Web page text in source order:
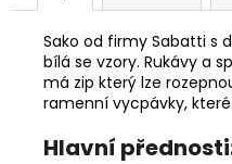
Sako od firmy Sabatti s
bílá se vzory. Rukávy a
má zip který lze
ramenní vycpávky,
Hlavní